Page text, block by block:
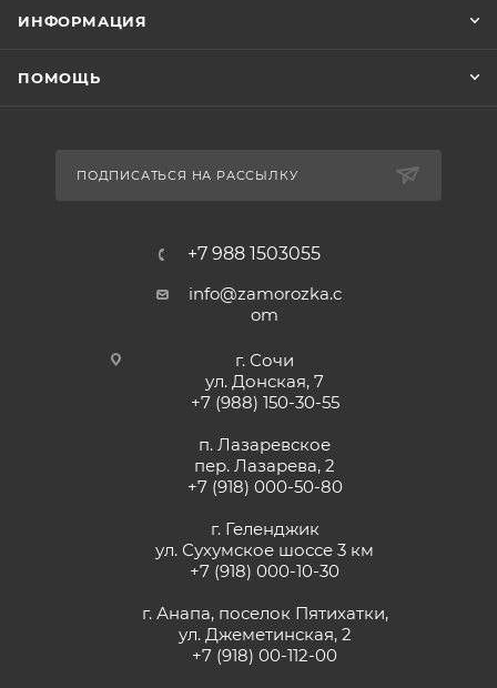
ИНФОРМАЦИЯ
ПОМОЩЬ
ПОДПИСАТЬСЯ НА РАССЫЛКУ
+7 988 1503055
info@zamorozka.c
om
г. Сочи
ул. Донская, 7
+7 (988) 150-30-55
п. Лазаревское
пер. Лазарева, 2
+7 (918) 000-50-80
г. Геленджик
ул. Сухумское шоссе 3 км
+7 (918) 000-10-30
г. Анапа, поселок Пятихатки,
ул. Джеметинская, 2
+7 (918) 00-112-00